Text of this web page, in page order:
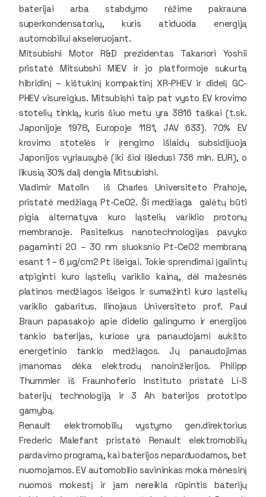
baterijai arba stabdymo rėžime pakrauna
superkondensatorių, kuris atiduoda energiją
automobiliui akseleruojant.
Mitsubishi Motor R&D prezidentas Takanori Yoshii
pristatė Mitsubshi MiEV ir jo platformoje sukurtą
hibridinį – kištukinį kompaktinį XR-PHEV ir didelį GC-
PHEV visureigius. Mitsubishi taip pat vysto EV krovimo
stotelių tinklą, kuris šiuo metu yra 3816 taškai (t.sk.
Japonijoje 1978, Europoje 1181, JAV 633). 70% EV
krovimo stotelės ir įrengimo išlaidų subsidijuoja
Japonijos vyriausybė (iki šiol išledusi 736 mln. EUR), o
likusią 30% dalį dengia Mitsubishi.
Vladimir Matolin iš Charles Universiteto Prahoje,
pristatė medžiagą Pt-CeO2. Ši medžiaga galėtų būti
pigia alternatyva kuro ląstelių variklio protonų
membranoje. Pasitelkus nanotechnologijas pavyko
pagaminti 20 – 30 nm sluoksnio Pt-CeO2 membraną
esant 1 – 6 µg/cm2 Pt išeigai. Tokie sprendimai įgalintų
atpiginti kuro ląstelių variklio kainą, dėl mažesnės
platinos medžiagos išeigos ir sumažinti kuro ląstelių
variklio gabaritus. Ilinojaus Universiteto prof. Paul
Braun papasakojo apie didelio galingumo ir energijos
tankio baterijas, kuriose yra panaudojami aukšto
energetinio tankio medžiagos. Jų panaudojimas
įmanomas dėka elektrodų nanoinžierijos. Philipp
Thummler iš Fraunhoferio Instituto pristatė Li-S
baterijų technologiją ir 3 Ah baterijos prototipo
gamybą.
Renault elektromobilių vystymo gen.direktorius
Frederic Malefant pristatė Renault elektromobilių
pardavimo programą, kai baterijos neparduodamos, bet
nuomojamos. EV automobilio savininkas moka mėnesinį
nuomos mokestį ir jam nereikia rūpintis baterijų